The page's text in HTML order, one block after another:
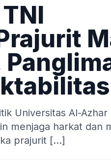
Universitas Al-Azhar
menjaga harkat dan
prajurit […]